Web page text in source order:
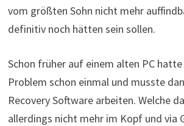
vom größten Sohn nicht mehr
definitiv noch hätten sein sollen.
Schon früher auf einem alten PC hatte
Problem schon einmal und musste
Recovery Software arbeiten. Welche
allerdings nicht mehr im Kopf und via